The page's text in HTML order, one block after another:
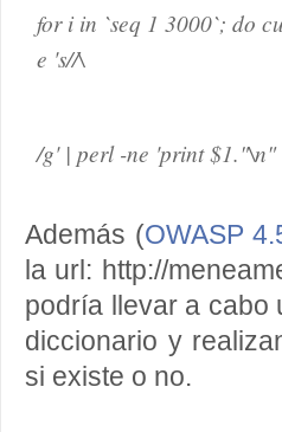
for i in `seq 1 3000`; do
e 's//\
/g' | perl -ne 'print
Además (OWASP
la url: http://
podría llevar a cabo
diccionario y
si existe o no.